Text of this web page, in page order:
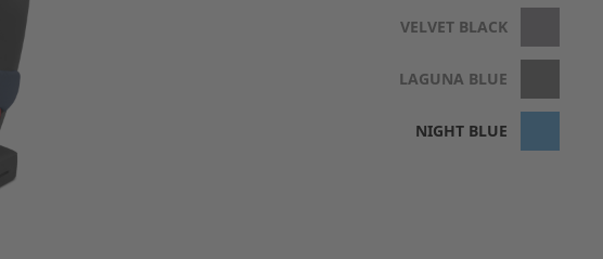
VELVET BLACK
LAGUNA BLUE
NIGHT BLUE